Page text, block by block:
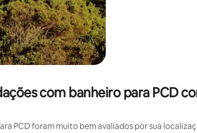
com banheiro para PCD
PCD foram muito bem avaliados por sua